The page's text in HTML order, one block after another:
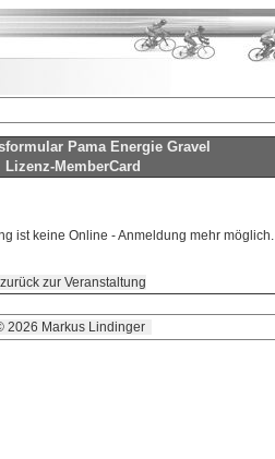
Pama Energie Gravel
Lizenz-MemberCard
ist keine Online - Anmeldung mehr möglich.
zurück zur Veranstaltung
2026 Markus Lindinger